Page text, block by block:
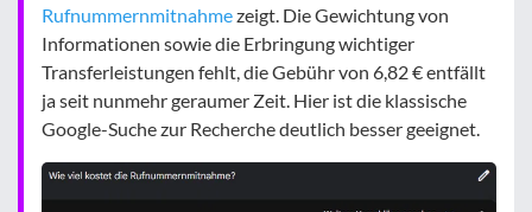
Rufnummernmitnahmezeigt. Die Gewichtung von
Informationen sowie die Erbringung wichtiger
Transferleistungen fehlt, die Gebühr von 6,82 € entfällt
ja seit nunmehr geraumer Zeit. Hier ist die klassische
Google-Suche zur Recherche deutlich besser geeignet.